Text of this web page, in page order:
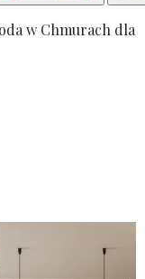
w Chmurach dla